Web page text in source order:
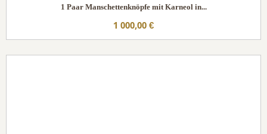
1 Paar Manschettenknöpfe mit Karneol in...
1 000,00 €